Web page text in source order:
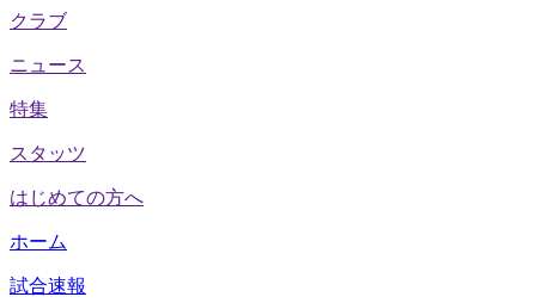
クラブ
ニュース
特集
スタッツ
はじめての方へ
ホーム
試合速報